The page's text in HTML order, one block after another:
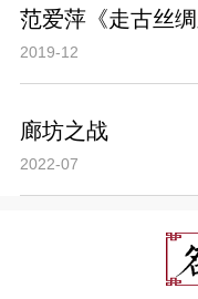
范爱萍《走古丝绸
2019-12
廊坊之战
2022-07